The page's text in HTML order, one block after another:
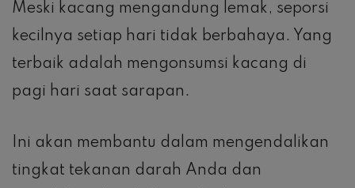
Meski kacang mengandung lemak, seporsi
kecilnya setiap hari tidak berbahaya. Yang
terbaik adalah mengonsumsi kacang di
pagi hari saat sarapan.
Ini akan membantu dalam mengendalikan
tingkat tekanan darah Anda dan